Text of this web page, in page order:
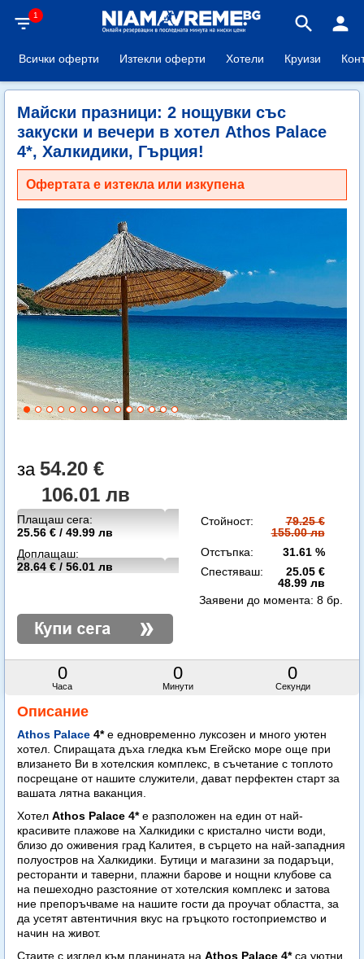
filter_list1 search person
Всички оферти Изтекли оферти Хотели Круизи
Майски празници: 2 нощувки със
закуски и вечери в хотел Athos Palace
4*, Халкидики, Гърция!
Офертата е изтекла или изкупена
54.20 €
106.01 лв
Плащаш сега:
25.56 € / 49.99 лв
Доплащаш:
28.64 € / 56.01 лв
Стойност:
79.25 €
155.00 лв
Отстъпка:
31.61 %
Спестяваш:
25.05 €
48.99 лв
0
Часа
0
Минути
0
Секунди
Заявени до момента: 8 бр.
Описание
Athos Palace 4*е едновременно луксозен и много уютен
хотел. Спиращата дъха гледка към Егейско море още при
влизането Ви в хотелския комплекс, в съчетание с топлото
посрещане от нашите служители, дават перфектен старт за
вашата лятна ваканция.
Хотел Athos Palace 4*е разположен на един от най-
красивите плажове на Халкидики с кристално чисти води,
близо до оживения град Калитея, в сърцето на най-западния
полуостров на Халкидики. Бутици и магазини за подаръци,
ресторанти и таверни, плажни барове и нощни клубове са
на пешеходно разстояние от хотелския комплекс и затова
ние препоръчваме на нашите гости да проучат областта, за
да усетят автентичния вкус на гръцкото гостоприемство и
начин на живот.
Стаите с изглед към планината на Athos Palace 4*са уютни,